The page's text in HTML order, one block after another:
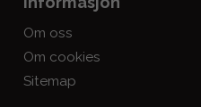
Om oss
Om cookies
Sitemap